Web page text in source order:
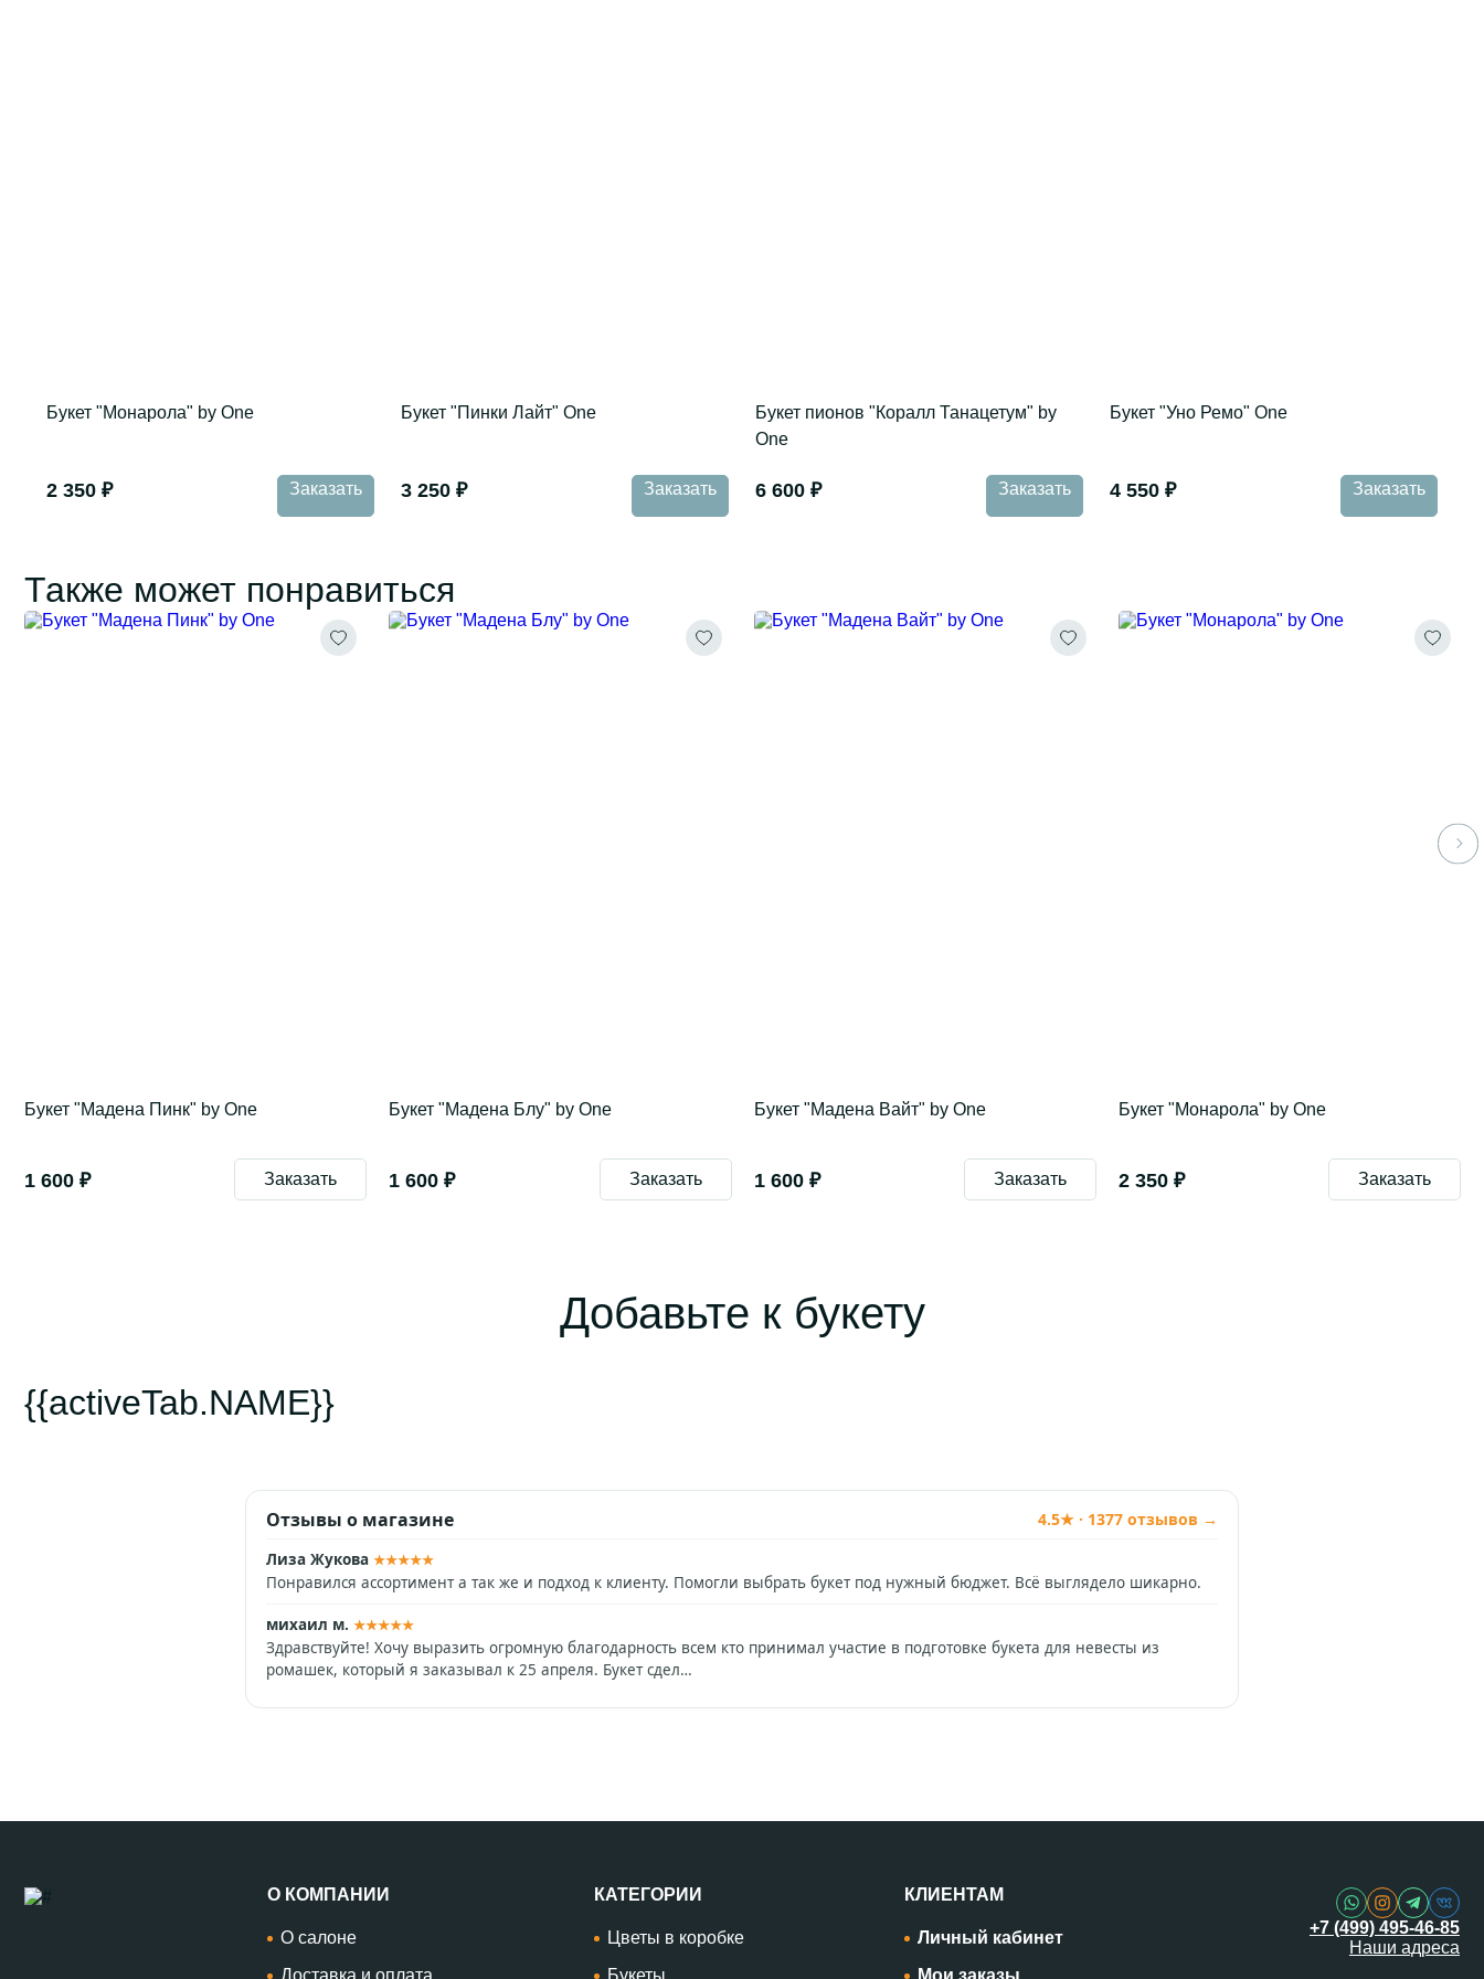
Букет "Монарола" by One
2 350 ₽ Заказать
Букет "Пинки Лайт" One
3 250 ₽ Заказать
Букет пионов "Коралл Танацетум" by
One
6 600 ₽ Заказать
Букет "Уно Ремо" One
4 550 ₽ Заказать
Также может понравиться
Букет "Мадена Пинк" by One
1 600 ₽ Заказать
Букет "Мадена Блу" by One
1 600 ₽ Заказать
Букет "Мадена Вайт" by One
1 600 ₽ Заказать
Букет "Монарола" by One
2 350 ₽ Заказать
Добавьте к букету
{{activeTab.NAME}}
Отзывы о магазине 4.5★ · 1377 отзывов →
Лиза Жукова ★★★★★
Понравился ассортимент а так же и подход к клиенту. Помогли выбрать букет под нужный бюджет. Всё выглядело шикарно.
михаил м. ★★★★★
Здравствуйте! Хочу выразить огромную благодарность всем кто принимал участие в подготовке букета для невесты из
ромашек, который я заказывал к 25 апреля. Букет сдел…
О КОМПАНИИ
О салоне
Доставка и оплата
КАТЕГОРИИ
Цветы в коробке
Букеты
КЛИЕНТАМ
Личный кабинет
Мои заказы
+7 (499) 495-46-85
Наши адреса
+79912981236